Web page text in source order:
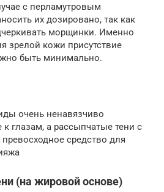
с перламутровым
их дозировано, так как
морщинки. Именно
зрелой кожи присутствие
быть минимально.
очень ненавязчиво
глазам, а рассыпчатые тени с
средство для
(на жировой основе)